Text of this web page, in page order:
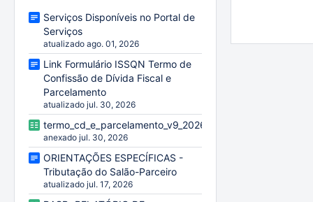
Serviços Disponíveis no Portal de
Serviços
atualizado ago. 01, 2026
Link Formulário ISSQN Termo de
Confissão de Dívida Fiscal e
Parcelamento
atualizado jul. 30, 2026
termo_cd_e_parcelamento_v9_20260729.xlsx
anexado jul. 30, 2026
ORIENTAÇÕES ESPECÍFICAS -
Tributação do Salão-Parceiro
atualizado jul. 17, 2026